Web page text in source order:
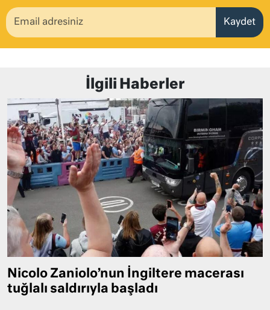
Kaydet
İlgili Haberler
Nicolo Zaniolo’nun İngiltere macerası
tuğlalı saldırıyla başladı